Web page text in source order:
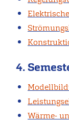
4.
Wärme-